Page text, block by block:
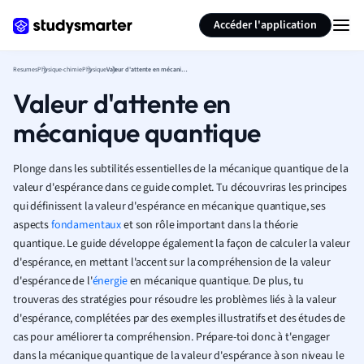
Accéder l'application
ResumesPhysique-chimiePhysique Valeur d'attente en mécanique quantique
Valeur d'attente en
mécanique quantique
Plonge dans les subtilités essentielles de la mécanique quantique de la
valeur d'espérance dans ce guide complet. Tu découvriras les principes
qui définissent la valeur d'espérance en mécanique quantique, ses
aspectsfondamentauxet son rôle important dans la théorie
quantique. Le guide développe également la façon de calculer la valeur
d'espérance, en mettant l'accent sur la compréhension de la valeur
d'espérance de l'énergieen mécanique quantique. De plus, tu
trouveras des stratégies pour résoudre les problèmes liés à la valeur
d'espérance, complétées par des exemples illustratifs et des études de
cas pour améliorer ta compréhension. Prépare-toi donc à t'engager
dans la mécanique quantique de la valeur d'espérance à son niveau le
Résumer la page